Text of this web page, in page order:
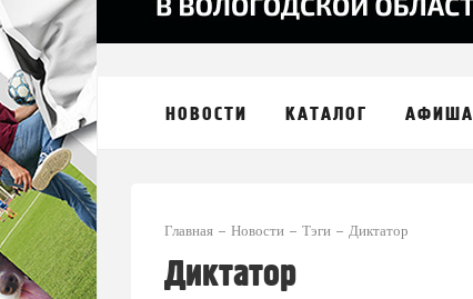
НОВОСТИ КАТАЛОГ АФИША
Главная Новости Тэги Диктатор
Диктатор